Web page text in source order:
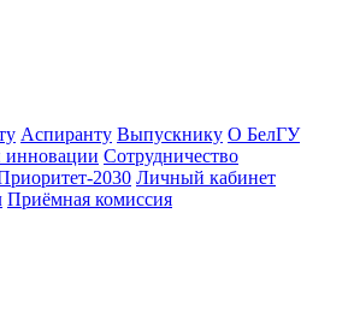
Аспиранту Выпускнику О БелГУ
инновации Сотрудничество
2030 Личный кабинет
Приёмная комиссия